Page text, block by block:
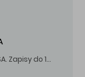
Trwa skup akcji spółki Wikana SA. Zapisy do 14.08.2026 r. do godz. 16.00.